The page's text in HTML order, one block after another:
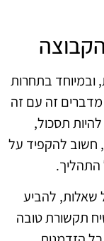
בתחרות
זה עם זה
תסכול,
חשוב להקפיד על
התהליך.
שאלות, להביע
תקשורת טובה